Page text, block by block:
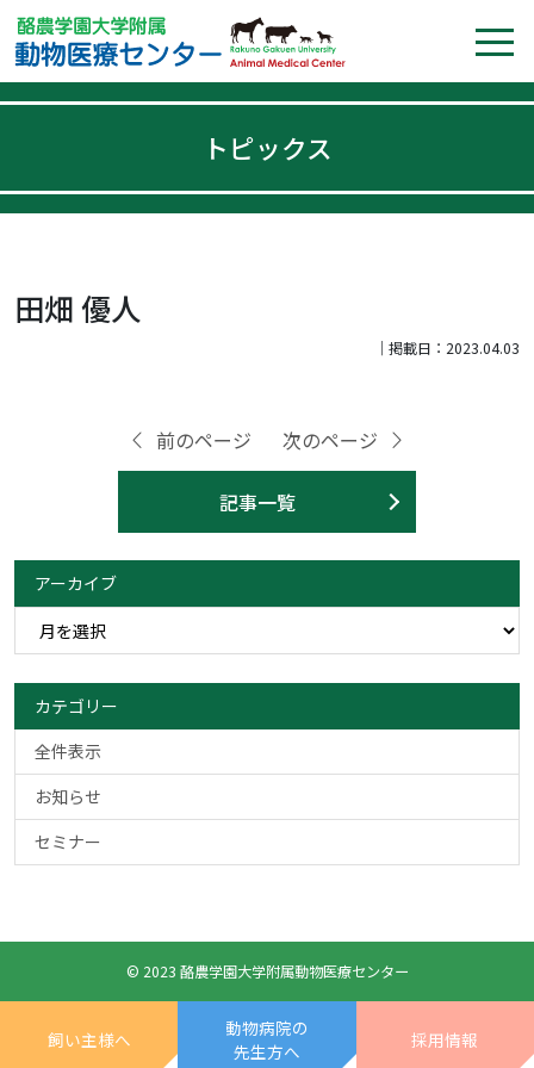
トピックス
田畑 優人
｜掲載日：2023.04.03
前のページ
記事一覧
次のページ
アーカイブ
カテゴリー
全件表示
お知らせ
セミナー
© 2023 酪農学園大学附属動物医療センター
飼い主様へ
動物病院の
先生方へ
採用情報